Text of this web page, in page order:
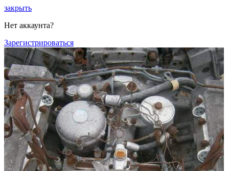
закрыть
Нет аккаунта?
Зарегистрироваться